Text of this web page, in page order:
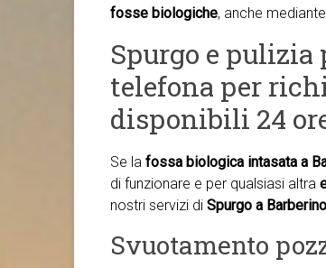
fosse biologiche, anche mediante
Spurgo e pulizia
telefona per
disponibili 24
Se la fossa biologica intasata a
di funzionare e per qualsiasi altra
nostri servizi di Spurgo a
Svuotamento